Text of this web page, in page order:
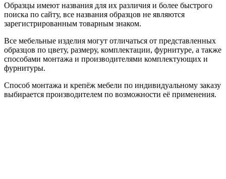
Образцы имеют названия для их различия и более быстрого
поиска по сайту, все названия образцов не являются
зарегистрированным товарным знаком.
Все мебельные изделия могут отличаться от представленных
образцов по цвету, размеру, комплектации, фурнитуре, а также
способами монтажа и производителями комплектующих и
фурнитуры.
Способ монтажа и крепёж мебели по индивидуальному заказу
выбирается производителем по возможности её применения.